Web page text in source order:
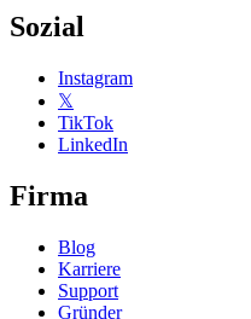
Sozial
Instagram
𝕏
TikTok
LinkedIn
Firma
Blog
Karriere
Support
Gründer